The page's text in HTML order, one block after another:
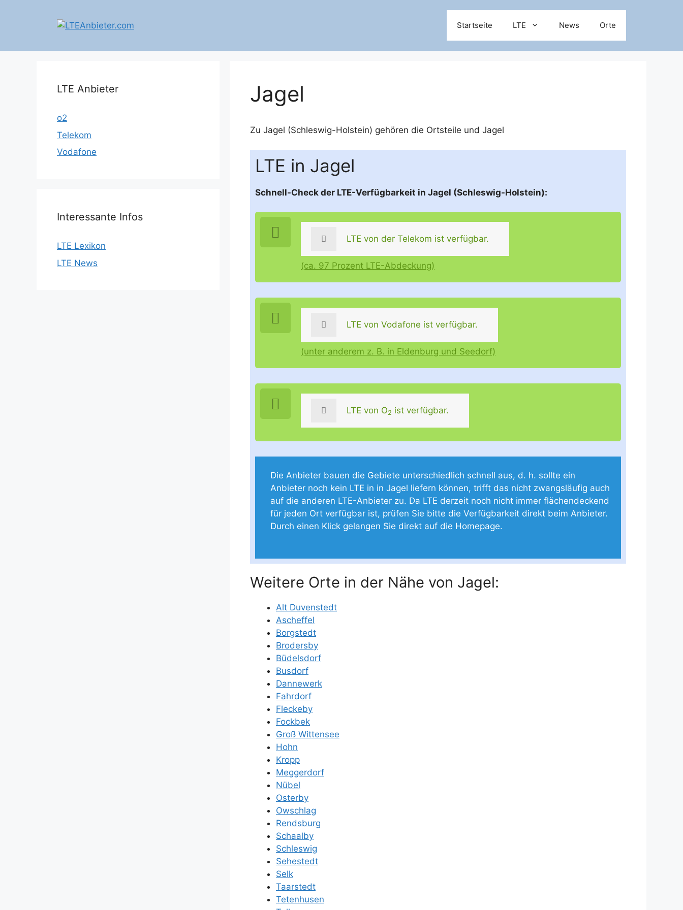
Startseite LTE News Orte
Jagel
Zu Jagel (Schleswig-Holstein) gehören die Ortsteile und Jagel
LTE in Jagel
Schnell-Check der LTE-Verfügbarkeit in Jagel (Schleswig-Holstein):
LTE von der Telekom ist verfügbar.
(ca. 97 Prozent LTE-Abdeckung)
LTE von Vodafone ist verfügbar.
(unter anderem z. B. in Eldenburg und Seedorf)
LTE von O2 ist verfügbar.
Die Anbieter bauen die Gebiete unterschiedlich schnell aus, d. h. sollte ein
Anbieter noch kein LTE in in Jagel liefern können, trifft das nicht zwangsläufig auch
auf die anderen LTE-Anbieter zu. Da LTE derzeit noch nicht immer flächendeckend
für jeden Ort verfügbar ist, prüfen Sie bitte die Verfügbarkeit direkt beim Anbieter.
Durch einen Klick gelangen Sie direkt auf die Homepage.
Weitere Orte in der Nähe von Jagel:
Alt Duvenstedt
Ascheffel
Borgstedt
Brodersby
Büdelsdorf
Busdorf
Dannewerk
Fahrdorf
Fleckeby
Fockbek
Groß Wittensee
Hohn
Kropp
Meggerdorf
Nübel
Osterby
Owschlag
Rendsburg
Schaalby
Schleswig
Sehestedt
Selk
Taarstedt
Tetenhusen
LTE Anbieter
o2
Telekom
Vodafone
Interessante Infos
LTE Lexikon
LTE News